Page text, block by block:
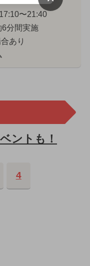
〜21:40
分間実施
あり
ントも！
4